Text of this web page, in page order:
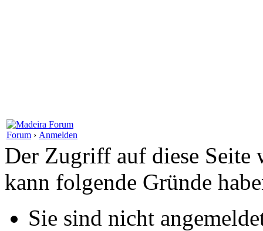
Forum › Anmelden
Der Zugriff auf diese Seite
kann folgende Gründe
Sie sind nicht